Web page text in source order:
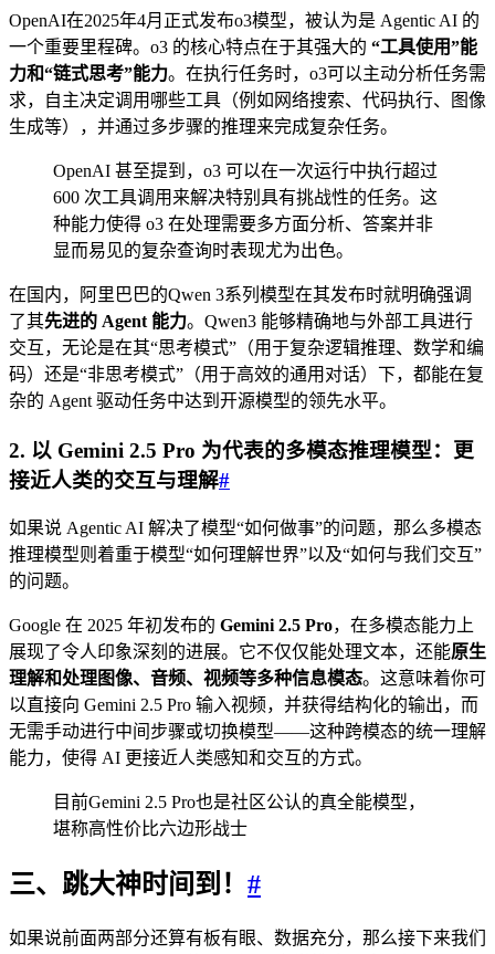
OpenAI在2025年4月正式发布o3模型，被认为是 Agentic AI 的
一个重要里程碑。o3 的核心特点在于其强大的 “工具使用”能
力和“链式思考”能力。在执行任务时，o3可以主动分析任务需
求，自主决定调用哪些工具（例如网络搜索、代码执行、图像
生成等），并通过多步骤的推理来完成复杂任务。
OpenAI 甚至提到，o3 可以在一次运行中执行超过
600 次工具调用来解决特别具有挑战性的任务。这
种能力使得 o3 在处理需要多方面分析、答案并非
显而易见的复杂查询时表现尤为出色。
在国内，阿里巴巴的Qwen 3系列模型在其发布时就明确强调
了其先进的 Agent 能力。Qwen3 能够精确地与外部工具进行
交互，无论是在其“思考模式”（用于复杂逻辑推理、数学和编
码）还是“非思考模式”（用于高效的通用对话）下，都能在复
杂的 Agent 驱动任务中达到开源模型的领先水平。
2. 以 Gemini 2.5 Pro 为代表的多模态推理模型：更
接近人类的交互与理解#
如果说 Agentic AI 解决了模型“如何做事”的问题，那么多模态
推理模型则着重于模型“如何理解世界”以及“如何与我们交互”
的问题。
Google 在 2025 年初发布的 Gemini 2.5 Pro，在多模态能力上
展现了令人印象深刻的进展。它不仅仅能处理文本，还能原生
理解和处理图像、音频、视频等多种信息模态。这意味着你可
以直接向 Gemini 2.5 Pro 输入视频，并获得结构化的输出，而
无需手动进行中间步骤或切换模型——这种跨模态的统一理解
能力，使得 AI 更接近人类感知和交互的方式。
目前Gemini 2.5 Pro也是社区公认的真全能模型，
堪称高性价比六边形战士
三、跳大神时间到！ #
如果说前面两部分还算有板有眼、数据充分，那么接下来我们